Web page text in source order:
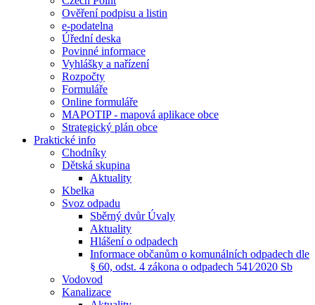
Ověření podpisu a listin
e-podatelna
Úřední deska
Povinné informace
Vyhlášky a nařízení
Rozpočty
Formuláře
Online formuláře
MAPOTIP - mapová aplikace obce
Strategický plán obce
Praktické info
Chodníky
Dětská skupina
Aktuality
Kbelka
Svoz odpadu
Sběrný dvůr Úvaly
Aktuality
Hlášení o odpadech
Informace občanům o komunálních odpadech dle
§ 60, odst. 4 zákona o odpadech 541⁄2020 Sb
Vodovod
Kanalizace